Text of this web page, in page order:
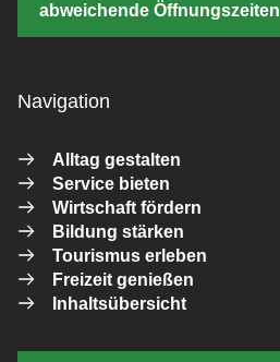
abweichende Öffnungszeiten
Navigation
Alltag gestalten
Service bieten
Wirtschaft fördern
Bildung stärken
Tourismus erleben
Freizeit genießen
Inhaltsübersicht